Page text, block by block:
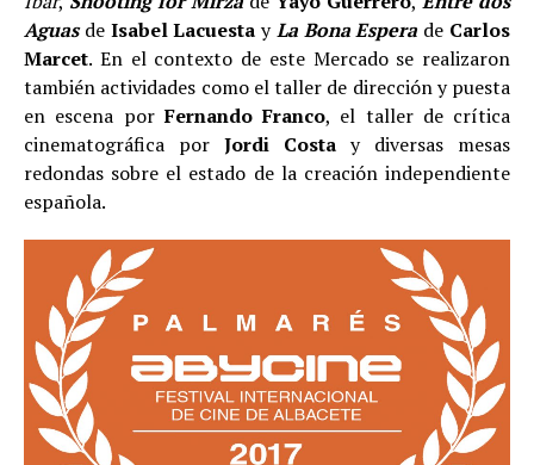
Aguasde Isabel Lacuesta yLa Bona Espera de Carlos
Marcet. En el contexto de este Mercado se realizaron
también actividades como el taller de dirección y puesta
en escena porFernando Franco, el taller de crítica
cinematográfica por Jordi Costa y diversas mesas
redondas sobre el estado de la creación independiente
española.